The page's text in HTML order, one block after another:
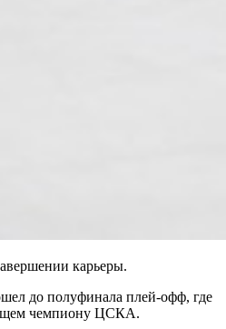
карьеры.
до полуфинала плей-офф, где
чемпиону ЦСКА.